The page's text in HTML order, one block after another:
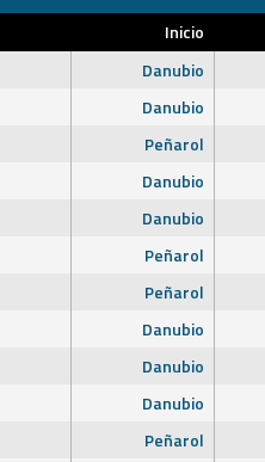
Inicio
Danubio
Danubio
Peñarol
Danubio
Danubio
Peñarol
Peñarol
Danubio
Danubio
Danubio
Peñarol